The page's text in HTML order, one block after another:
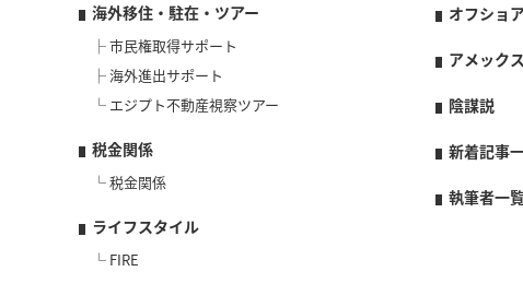
海外移住・駐在・ツアー
市民権取得サポート
海外進出サポート
エジプト不動産視察ツアー
税金関係
税金関係
ライフスタイル
FIRE
オフショ
アメック
陰謀説
新着記事
執筆者一